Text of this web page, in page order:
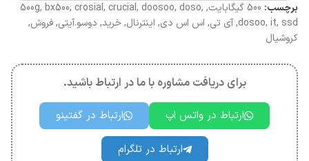
برچسب: 500 گیگابایت ,
500g, bx500, crosial, crucial, doosoo, doso,
dosoo, it, ssd
,آی تی, اس اس دی, اینترنال,خرید, دوسو.آیتی,فروش,
کروشیال
برای دریافت مشاوره با ما در ارتباط باشید.
ارتباط در واتس اپ ارتباط در گفتینو
ارتباط در تلگرام